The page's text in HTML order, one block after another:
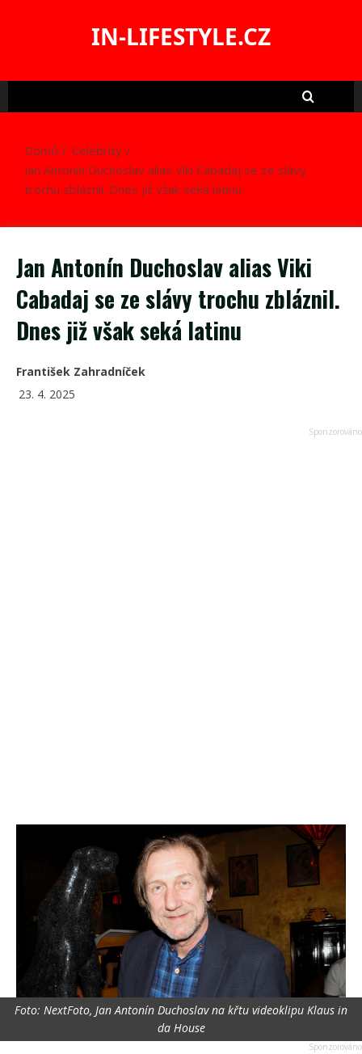
IN-LIFESTYLE.CZ
Domů
Celebrity
Jan Antonín Duchoslav alias Viki Cabadaj se ze slávy
trochu zbláznil. Dnes již však seká latinu
Jan Antonín Duchoslav alias Viki
Cabadaj se ze slávy trochu zbláznil.
Dnes již však seká latinu
František Zahradníček
23. 4. 2025
Foto: NextFoto, Jan Antonín Duchoslav na křtu videoklipu Klaus in
da House